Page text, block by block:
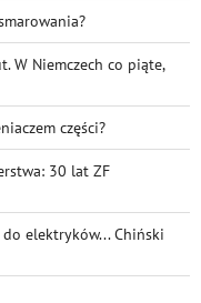
W Niemczech co piąte,
części?
30 lat ZF
elektryków... Chiński